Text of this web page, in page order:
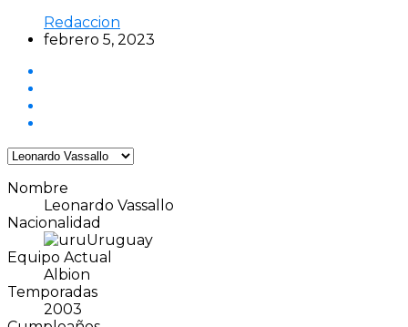
Redaccion
febrero 5, 2023
Nombre
Leonardo Vassallo
Nacionalidad
Uruguay
Equipo Actual
Albion
Temporadas
2003